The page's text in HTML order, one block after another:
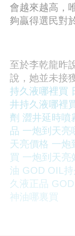
會越來越高，
夠贏得選民對
至於李乾龍昨
說，她並未接
持久液哪裡買
井持久液哪裡
劑 澀井延時噴
品 一炮到天亮
天亮價格 一炮
買 一炮到天亮
油 GOD OIL持
久液正品
神油哪裏買